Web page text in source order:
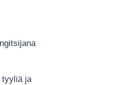
tyyliä ja